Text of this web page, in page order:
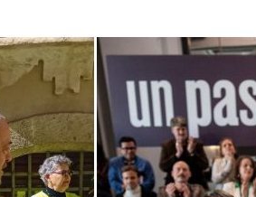
Crisis Habitacional Cuba
Cultura
Desahucios Diversidad afectivosexual
Urbanística Estado Español
Geopolítica y Relaciones Internacionales
Heavy
Inmigración Insurgencia
Internacional
Pola Libertad Afectivo-Sexual
Madrid
Migración Migrantes
Movimiento Estudiantil
Música Narcotráfico Naturismo
Navarra
Patrimonio
Patrimonio Histórico